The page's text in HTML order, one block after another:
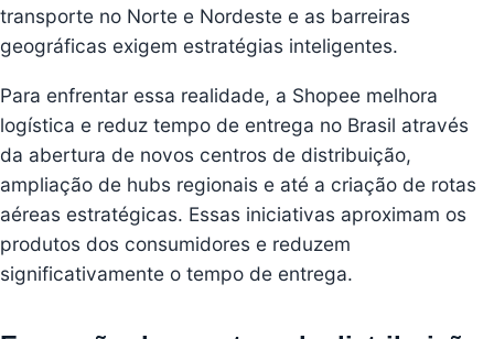
transporte no Norte e Nordeste e as barreiras
geográficas exigem estratégias inteligentes.
Para enfrentar essa realidade, a Shopee melhora
logística e reduz tempo de entrega no Brasil através
da abertura de novos centros de distribuição,
ampliação de hubs regionais e até a criação de rotas
aéreas estratégicas. Essas iniciativas aproximam os
produtos dos consumidores e reduzem
significativamente o tempo de entrega.